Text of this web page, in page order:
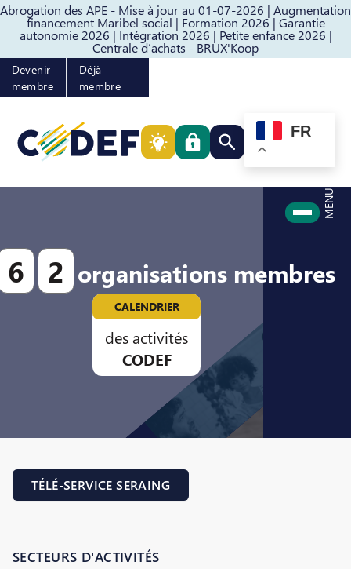
Abrogation des APE - Mise à jour au 01-07-2026 | Augmentation
financement Maribel social | Formation 2026 | Garantie
autonomie 2026 | Intégration 2026 | Petite enfance 2026 |
Centrale d’achats - BRUX'Koop
Passer au contenuPasser au pied de page
Devenir
membre
Déjà
membre
Rechercher quelque
FR
MENU
6 2 organisations membres
CALENDRIER
des activités
CODEF
TÉLÉ-SERVICE SERAING
SECTEURS D'ACTIVITÉS